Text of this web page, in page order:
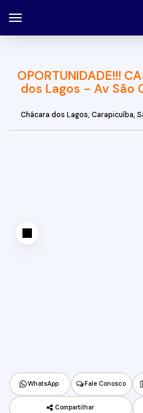
OPORTUNIDADE!!!
dos Lagos - Av São
Chácara dos Lagos, Carapicuíba,
WhatsApp Fale Conosco
Compartilhar